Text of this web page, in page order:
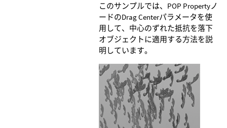
このサンプルでは、POP Propertyノ
ードのDrag Centerパラメータを使
用して、中心のずれた抵抗を落下
オブジェクトに適用する方法を説
明しています。